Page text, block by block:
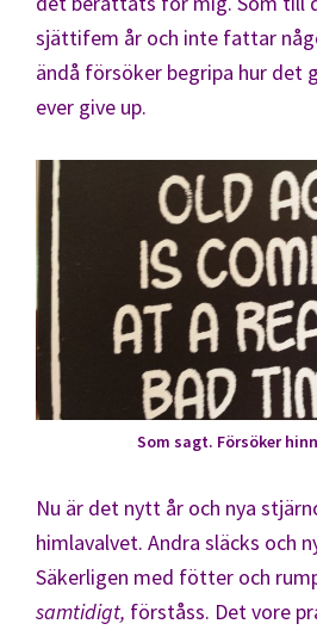
sjättifem år och inte fattar
ändå försöker begripa hur det
ever give up.
Som sagt. Försöker
Nu är det nytt år och nya
himlavalvet. Andra släcks och
Säkerligen med fötter och
samtidigt, förståss. Det vore